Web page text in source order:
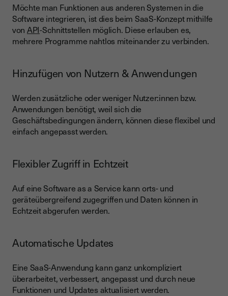
Möchte man Funktionen aus anderen Systemen in die
Software integrieren, ist dies beim SaaS-Konzept mithilfe
von API-Schnittstellen möglich. Diese erlauben es,
mehrere Programme nahtlos miteinander zu verbinden.
Hinzufügen von Nutzern & Anwendungen
Werden zusätzliche oder weniger Nutzer:innen bzw.
Anwendungen benötigt, weil sich die
Geschäftsbedingungen ändern, können diese flexibel und
einfach angepasst werden.
Flexibler Zugriff in Echtzeit
Auf eine Software as a Service kann orts- und
geräteübergreifend zugegriffen und Daten können in
Echtzeit abgerufen werden.
Automatische Updates
Eine SaaS-Anwendung kann ganz unkompliziert
überarbeitet, verbessert, angepasst und durch neue
Funktionen und Updates aktualisiert werden.